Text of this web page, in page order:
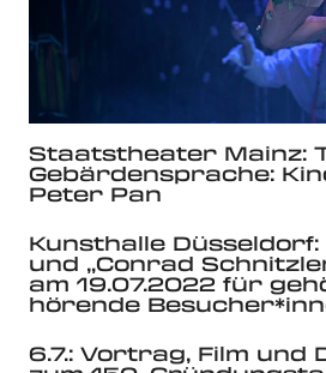
Staatstheater Mainz:
Gebärdensprache:
Peter Pan
Kunsthalle Düsseldorf:
und „Conrad
am 19.07.2022 für
hörende
6.7.: Vortrag, Film und